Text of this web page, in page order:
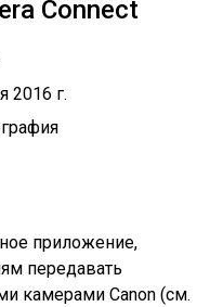
Connect
2016 г.
приложение,
передавать
камерами Canon (см.